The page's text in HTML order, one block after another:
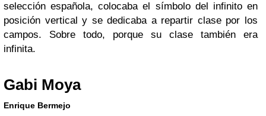
selección española, colocaba el símbolo del infinito en
posición vertical y se dedicaba a repartir clase por los
campos. Sobre todo, porque su clase también era
infinita.
Gabi Moya
Enrique Bermejo